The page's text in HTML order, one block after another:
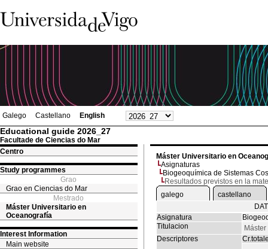
Galego Castellano English
Educational guide 2026_27
Facultade de Ciencias do Mar
Centro
Study programmes
Grao
Grao en Ciencias do Mar
Mestrado
Máster Universitario en
Oceanografía
Interest Information
Main website
Máster Universitario en
Asignaturas
Biogeoquímica de Sistemas
Resultados previstos en la
galego
castellano
Asignatura
Titulacion
Descriptores